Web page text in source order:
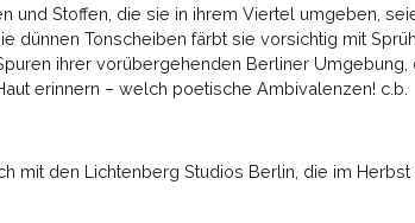
und Stoffen, die sie in ihrem Viertel umgeben,
dünnen Tonscheiben färbt sie vorsichtig mit
ihrer vorübergehenden Berliner
erinnern – welch poetische Ambivalenzen! c.b.
mit den Lichtenberg Studios Berlin, die im